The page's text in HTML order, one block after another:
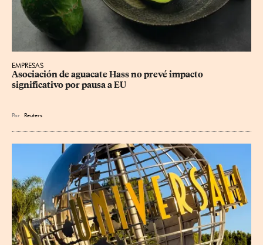
EMPRESAS
Asociación de aguacate Hass no prevé impacto
significativo por pausa a EU
Por Reuters